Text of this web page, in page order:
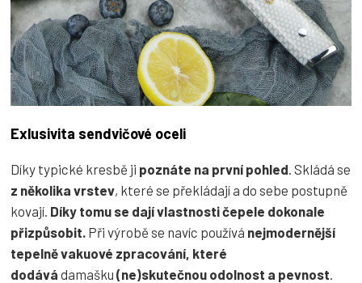
Exlusivita sendvičové oceli
Díky typické kresbě ji poznáte na první pohled . Skládá se
z několika vrstev, které se překládají a do sebe postupně
kovají. Díky tomu se dají vlastnosti čepele dokonale
přizpůsobit. Při výrobě se navíc používá nejmodernější
tepelně vakuové zpracování, které
dodává damašku (ne)skutečnou odolnost a pevnost